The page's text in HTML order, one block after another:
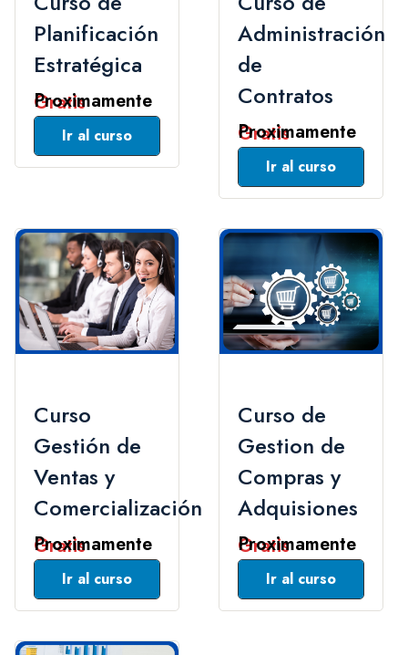
Planificación
Estratégica
Gratis
Leer Mas
Administración
de
Contratos
Gratis
Leer Mas
Curso
Gestión de
Ventas y
Comercialización
Gratis
Leer Mas
Curso de
Gestion de
Compras y
Adquisiones
Gratis
Leer Mas